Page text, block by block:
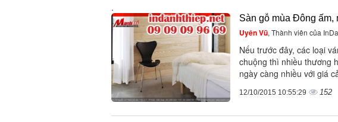
.
Sàn gỗ mùa Đông ấm,
Uyên Vũ, Thành viên của
Nếu trước đây, các loại
chuộng thì nhiều thương
ngày càng nhiều với giá
12/10/2015 10:55:29 152